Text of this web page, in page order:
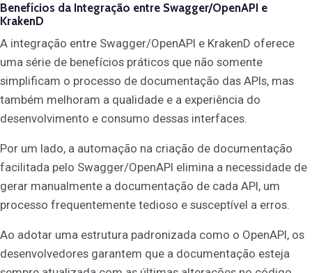
Benefícios da Integração entre Swagger/OpenAPI e
KrakenD
A integração entre Swagger/OpenAPI e KrakenD oferece
uma série de benefícios práticos que não somente
simplificam o processo de documentação das APIs, mas
também melhoram a qualidade e a experiência do
desenvolvimento e consumo dessas interfaces.
Por um lado, a automação na criação de documentação
facilitada pelo Swagger/OpenAPI elimina a necessidade de
gerar manualmente a documentação de cada API, um
processo frequentemente tedioso e susceptível a erros.
Ao adotar uma estrutura padronizada como o OpenAPI, os
desenvolvedores garantem que a documentação esteja